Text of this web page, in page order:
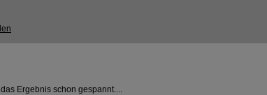
Ergebnis schon gespannt....